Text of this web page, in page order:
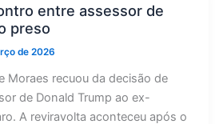
entre assessor de
preso
de 2026
Moraes recuou da decisão de
de Donald Trump ao ex-
A reviravolta aconteceu após o